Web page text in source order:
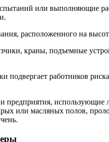
или выполняющие
расположенного на
краны, подъемные
подвергает работников
использующие
или масляных полов,